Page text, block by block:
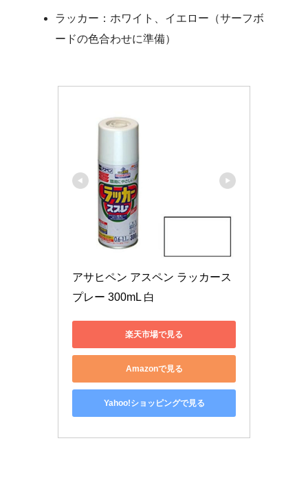
ラッカー：ホワイト、イエロー（サーフボ
ードの色合わせに準備）
アサヒペン アスペン ラッカース
プレー 300mL 白
楽天市場で見る
Amazonで見る
Yahoo!ショッピングで見る